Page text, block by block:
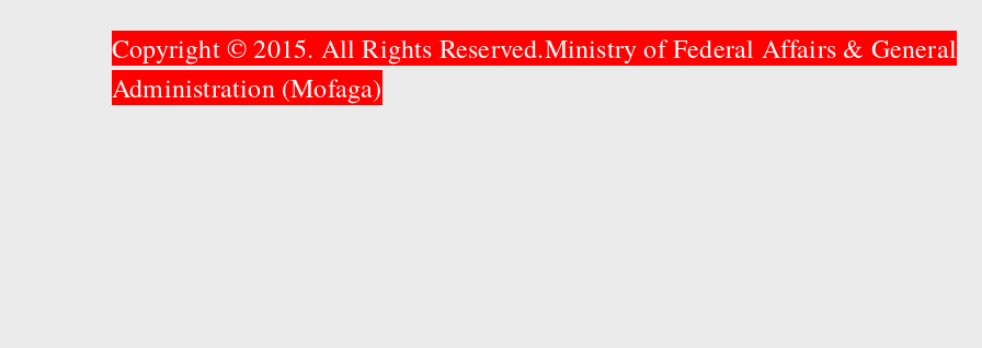
Copyright © 2015. All Rights Reserved.Ministry of Federal Affairs & General
Administration (Mofaga)